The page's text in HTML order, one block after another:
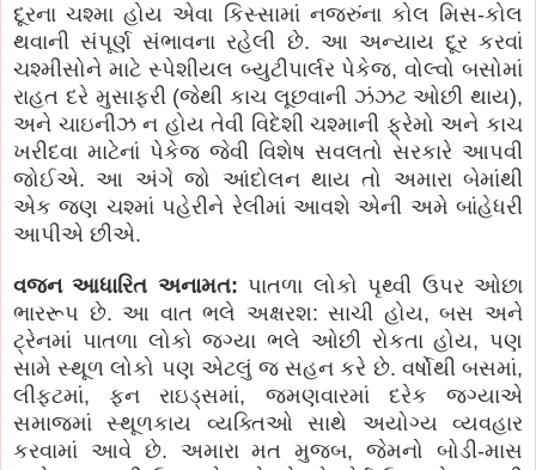
દૂરના ચશ્મા હોય એવા કિસ્સામાં નજરુંના કોલ મિસ-કોલ
થવાની સંપૂર્ણ સંભાવના રહેલી છે. આ અન્યાય દૂર કરવાં
ચશ્મીસોને માટે સ્પેશીયલ બ્યુટીપાર્લર પેકેજ, વોલ્વો બસોમાં
રાહત દરે મુસાફરી (જેથી કાચ લૂછવાની ઝંઝટ ઓછી થાય),
અને ચાઇનીઝ ન હોય તેવી વિદેશી ચશ્માની ફ્રેમો અને કાચ
ખરીદવા માટેનાં પેકેજ જેવી વિશેષ સવલતો સરકારે આપવી
જોઈએ. આ અંગે જો આંદોલન થાય તો અમારા બેમાંથી
એક જણ ચશ્માં પહેરીને રેલીમાં આવશે એની અમે બાંહેધરી
આપીએ છીએ.
વજન આધારિત અનામત:પાતળા લોકો પૃથ્વી ઉપર ઓછા
ભારરૂપ છે. આ વાત ભલે અક્ષરશ: સાચી હોય, બસ અને
ટ્રેનમાં પાતળા લોકો જગ્યા ભલે ઓછી રોકતા હોય, પણ
સામે સ્થૂળ લોકો પણ એટલું જ સહન કરે છે. વર્ષોથી બસમાં,
લીફ્ટમાં, ફન રાઇડ્સમાં, જમણવારમાં દરેક જગ્યાએ
સમાજમાં સ્થૂળકાય વ્યક્તિઓ સાથે અયોગ્ય વ્યવહાર
કરવામાં આવે છે. અમારા મત મુજબ, જેમનો બોડી-માસ